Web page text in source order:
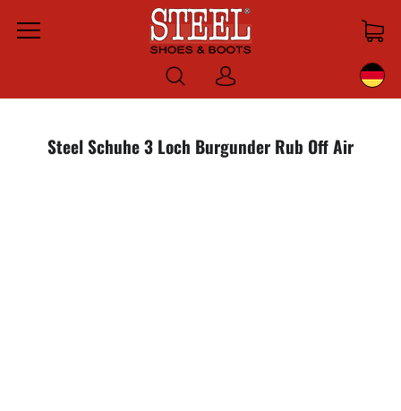
Menu
Anmelden
Steel Schuhe 3 Loch Burgunder Rub Off Air